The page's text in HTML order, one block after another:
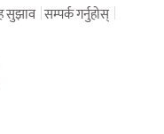
सुझाव सम्पर्क गर्नुहोस्